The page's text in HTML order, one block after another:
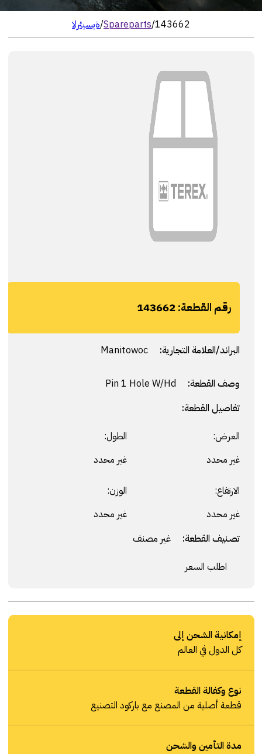
الرئيسية/Spareparts/143662
رقم القطعة:143662
البراند/العلامة التجارية: Manitowoc
وصف القطعة:
تفاصيل القطعة:
العرض:
غير محدد
الطول:
غير محدد
الارتفاع:
غير محدد
الوزن:
غير محدد
تصنيف القطعة: غير مصنف
اطلب السعر
إمكانية الشحن إلى
كل الدول في العالم
نوع وكفالة القطعة
قطعة أصلية من المصنع مع باركود التصنيع
مدة التأمين والشحن